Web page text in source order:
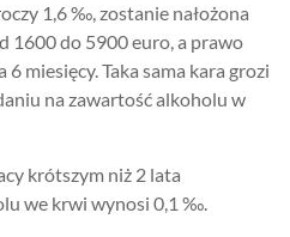
1,6 ‰, zostanie nałożona
1600 do 5900 euro, a prawo
miesięcy. Taka sama kara grozi
na zawartość alkoholu w
krótszym niż 2 lata
we krwi wynosi 0,1 ‰.